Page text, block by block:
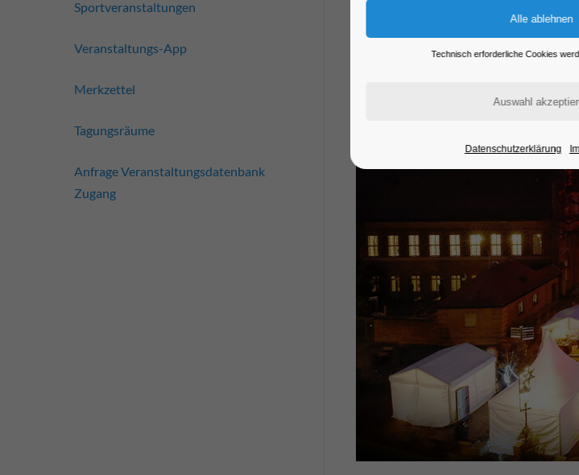
Sportveranstaltungen
Veranstaltungs-App
Merkzettel
Tagungsräume
Anfrage Veranstaltungsdatenbank
Zugang
Technisch erforderliche Cookies
Datenschutzerklärung